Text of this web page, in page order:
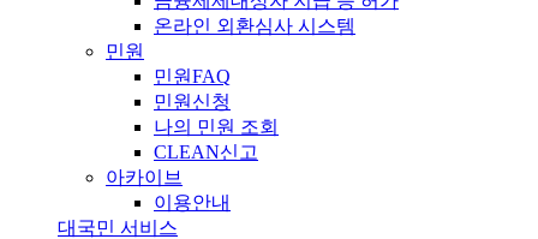
온라인 외환심사 시스템
민원
민원FAQ
민원신청
나의 민원 조회
CLEAN신고
아카이브
이용안내
대국민 서비스